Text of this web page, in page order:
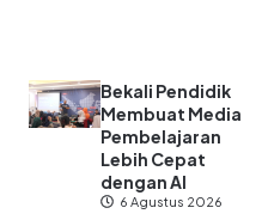
Bekali Pendidik
Membuat Media
Pembelajaran
Lebih Cepat
dengan AI
6 Agustus 2026